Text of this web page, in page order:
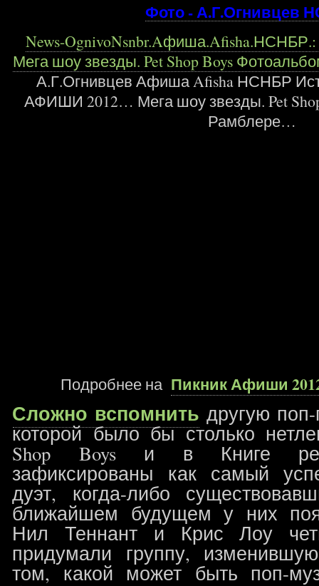
Фото - А.Г.Огнивцев
News-
Мега шоу звезды. Pet Shop Boys
А.Г.Огнивцев Афиша Afisha НСНБР
АФИШИ 2012… Мега шоу звезды. Pet
Рамблере…
Подробнее на Пикник Афиши
Сложно вспомнить другую
которой было бы столько
Shop Boys и в Книге
зафиксированы как самый
дуэт, когда-либо
ближайшем будущем у них
Нил Теннант и Крис Лоу
придумали группу,
том, какой может быть поп-